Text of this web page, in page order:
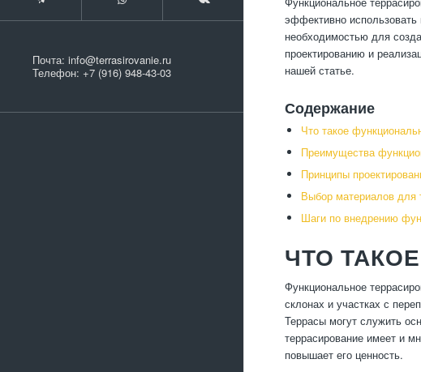
Почта: info@terrasirovanie.ru
Телефон: +7 (916) 948-43-03
эффективно
необходимостью для
проектированию и
нашей статье.
Содержание
Что такое
Преимущества
Принципы
Выбор материалов для
Шаги по внедрению
ЧТО
Функциональное
склонах и участках с
Террасы могут служить
террасирование имеет и
повышает его ценность.